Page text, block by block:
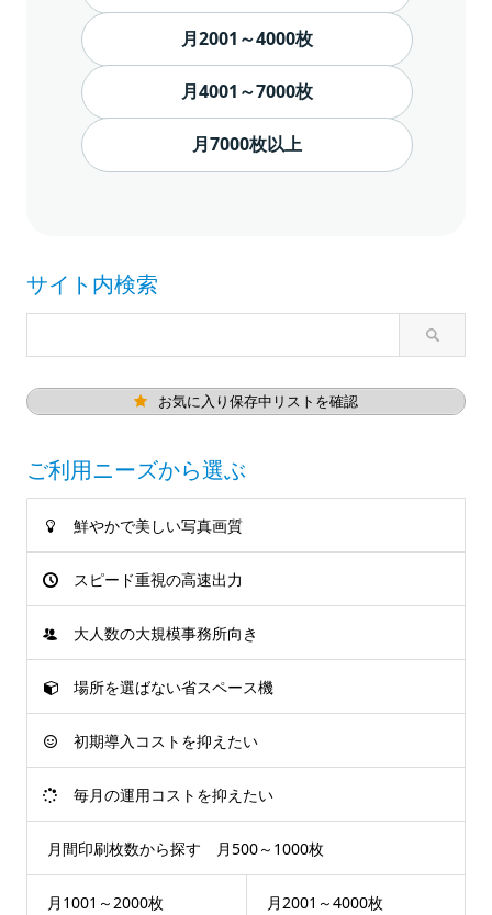
月2001～4000枚
月4001～7000枚
月7000枚以上
サイト内検索
お気に入り保存中リストを確認
ご利用ニーズから選ぶ
鮮やかで美しい写真画質
スピード重視の高速出力
大人数の大規模事務所向き
場所を選ばない省スペース機
初期導入コストを抑えたい
毎月の運用コストを抑えたい
月間印刷枚数から探す 月500～1000枚
月1001～2000枚 月2001～4000枚